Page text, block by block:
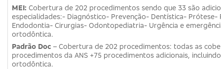
MEI: Cobertura de 202 procedimentos sendo que 33 são
especialidades:- Diagnóstico- Prevenção- Dentística- Prótese-
Endodontia- Cirurgias- Odontopediatria- Urgência e
ortodôntica.
Padrão Doc – Cobertura de 202 procedimentos: todas as
procedimentos da ANS +75 procedimentos adicionais,
ortodôntica.